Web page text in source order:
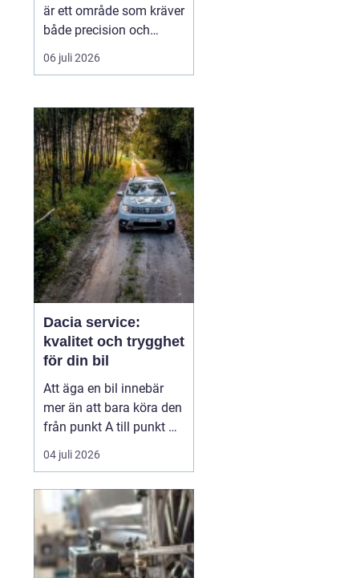
är ett område som kräver
både precision och
modellkännedom,
särskilt när det gäller
entusiastfordon. Många
svenska bilägare
uppskattar klassis...
06 juli 2026
Dacia service:
kvalitet och trygghet
för din bil
Att äga en bil innebär
mer än att bara köra den
från punkt A till punkt B.
Det handlar om
underhåll och service för
långsiktiga prestanda
och värde. För Dacia-ä...
04 juli 2026